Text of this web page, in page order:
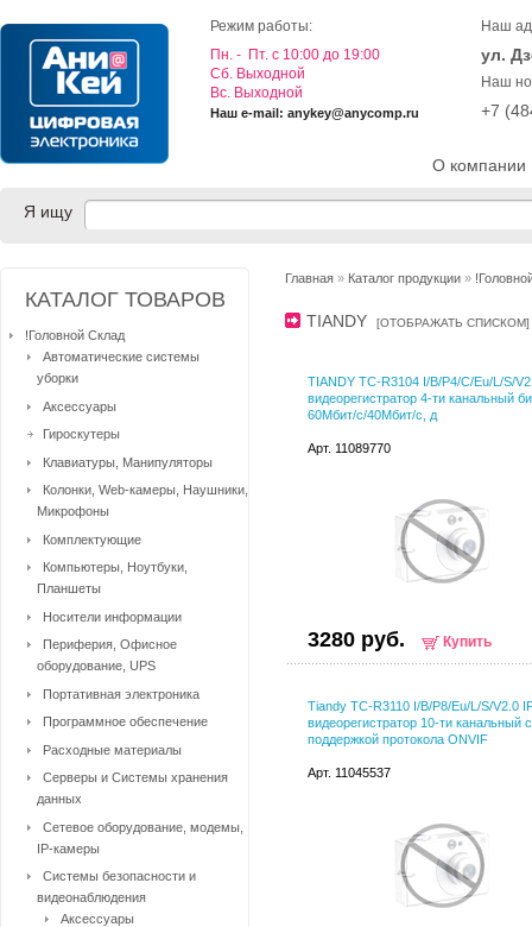
О компании
Режим работы:
Пн. - Пт. с 10:00 до 19:00
Cб. Выходной
Вс. Выходной
Наш e-mail: anykey@anycomp.ru
Наш
ул.
Наш
+7
Я ищу
Главная » Каталог продукции »
TIANDY [ОТОБРАЖАТЬ СПИСКОМ]
TIANDY TC-R3104 I/B/P4/C/Eu/L/S/
видеорегистратор 4-ти канальный
60Мбит/с/40Мбит/с, д
Арт. 11089770
3280 руб. Купить
Tiandy TC-R3110 I/B/P8/Eu/L/S/V2.0
видеорегистратор 10-ти канальный с
поддержкой протокола ONVIF
Арт. 11045537
КАТАЛОГ ТОВАРОВ
!Головной Склад
Автоматические системы
уборки
Аксессуары
Гироскутеры
Клавиатуры, Манипуляторы
Колонки, Web-камеры, Наушники,
Микрофоны
Комплектующие
Компьютеры, Ноутбуки,
Планшеты
Носители информации
Периферия, Офисное
оборудование, UPS
Портативная электроника
Программное обеспечение
Расходные материалы
Серверы и Системы хранения
данных
Сетевое оборудование, модемы,
IP-камеры
Системы безопасности и
видеонаблюдения
Аксессуары